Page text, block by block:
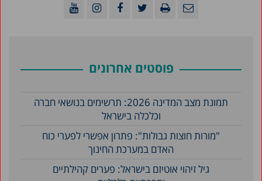
פוסטים אחרונים
תמונת מצב המדינה 2026: תרשימים בנושאי חברה
וכלכלה בישראל
"מורות חוצות גבולות": פתרון אפשרי לפערי כוח
האדם במערכת החינוך
גיל זיהוי אוטיזם בישראל: פערים קהילתיים